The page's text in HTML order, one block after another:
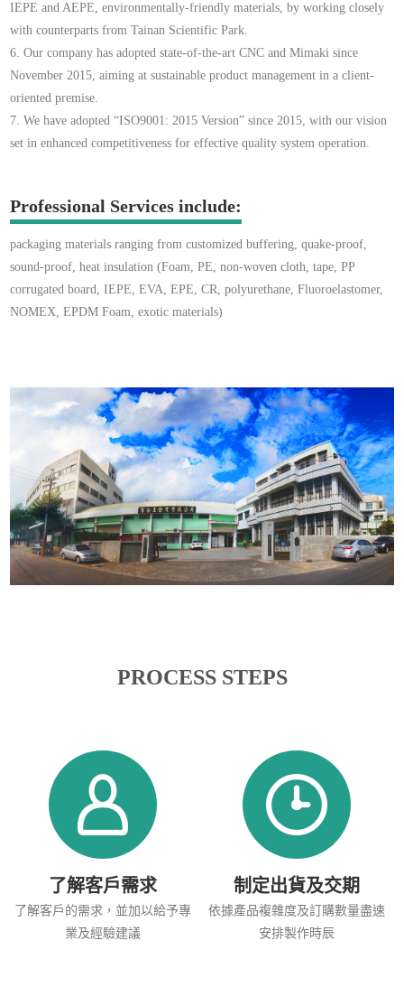
IEPE and AEPE, environmentally-friendly materials, by working closely
with counterparts from Tainan Scientific Park.
6. Our company has adopted state-of-the-art CNC and Mimaki since
November 2015, aiming at sustainable product management in a client-
oriented premise.
7. We have adopted “ISO9001: 2015 Version” since 2015, with our vision
set in enhanced competitiveness for effective quality system operation.
Professional Services include:
packaging materials ranging from customized buffering, quake-proof,
sound-proof, heat insulation (Foam, PE, non-woven cloth, tape, PP
corrugated board, IEPE, EVA, EPE, CR, polyurethane, Fluoroelastomer,
NOMEX, EPDM Foam, exotic materials)
PROCESS STEPS
了解客戶需求
了解客戶的需求，並加以給予專
業及經驗建議
制定出貨及交期
依據產品複雜度及訂購數量盡速
安排製作時辰